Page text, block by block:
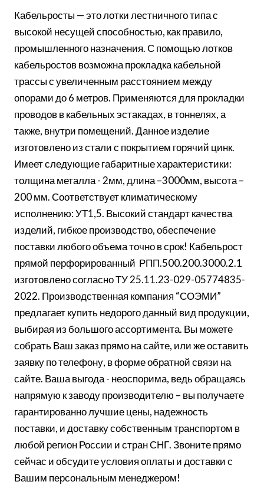
Кабельросты — это лотки лестничного типа с
высокой несущей способностью, как правило,
промышленного назначения. С помощью лотков
кабельростов возможна прокладка кабельной
трассы с увеличенным расстоянием между
опорами до 6 метров. Применяются для прокладки
проводов в кабельных эстакадах, в тоннелях, а
также, внутри помещений. Данное изделие
изготовлено из стали с покрытием горячий цинк.
Имеет следующие габаритные характеристики:
толщина металла - 2мм, длина –3000мм, высота –
200 мм. Соответствует климатическому
исполнению: УТ1,5. Высокий стандарт качества
изделий, гибкое производство, обеспечение
поставки любого объема точно в срок! Кабельрост
прямой перфорированный РПП.500.200.3000.2.1
изготовлено согласно ТУ 25.11.23-029-05774835-
2022. Производственная компания “СОЭМИ”
предлагает купить недорого данный вид продукции,
выбирая из большого ассортимента. Вы можете
собрать Ваш заказ прямо на сайте, или же оставить
заявку по телефону, в форме обратной связи на
сайте. Ваша выгода - неоспорима, ведь обращаясь
напрямую к заводу производителю – вы получаете
гарантированно лучшие цены, надежность
поставки, и доставку собственным транспортом в
любой регион России и стран СНГ. Звоните прямо
сейчас и обсудите условия оплаты и доставки с
Вашим персональным менеджером!